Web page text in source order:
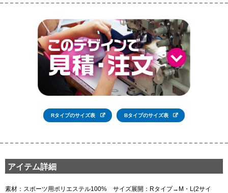
Rタイプのサイズ表 Bタイプのサイズ表
アイテム詳細
素材：スポーツ用ポリエステル100% サイズ展開：Rタイプ→M・L(2サイ